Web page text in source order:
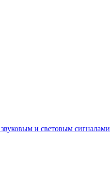
и световым сигналами